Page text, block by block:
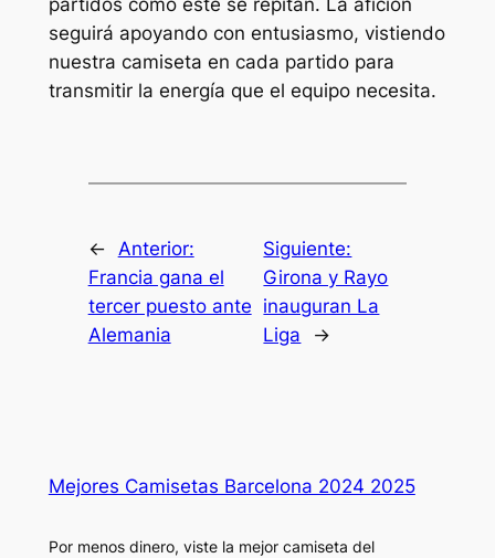
seguirá apoyando con entusiasmo, vistiendo
nuestra camiseta en cada partido para
transmitir la energía que el equipo necesita.
←
Anterior:
Francia gana el
tercer puesto ante
Alemania
Siguiente:
Girona y Rayo
inauguran La
Liga
→
Mejores Camisetas Barcelona 2024 2025
Por menos dinero, viste la mejor camiseta del